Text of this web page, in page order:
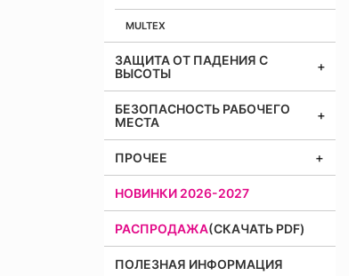
MULTEX
ЗАЩИТА ОТ ПАДЕНИЯ С
ВЫСОТЫ
БЕЗОПАСНОСТЬ РАБОЧЕГО
МЕСТА
ПРОЧЕЕ
НОВИНКИ 2026-2027
РАСПРОДАЖА(СКАЧАТЬ PDF)
ПОЛЕЗНАЯ ИНФОРМАЦИЯ